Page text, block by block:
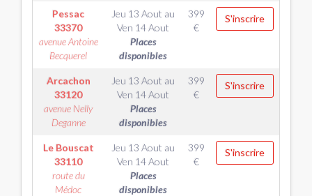
Pessac
33370
avenue Antoine
Becquerel
Jeu 13 Aout au
Ven 14 Aout
Places
disponibles
399
€
S'inscrire
Arcachon
33120
avenue Nelly
Deganne
Jeu 13 Aout au
Ven 14 Aout
Places
disponibles
399
€
S'inscrire
Le Bouscat
33110
route du
Médoc
Jeu 13 Aout au
Ven 14 Aout
Places
disponibles
399
€
S'inscrire